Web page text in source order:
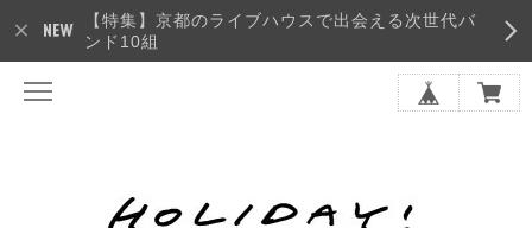
【特集】京都のライブハウスで出会える次世代バ
ンド10組